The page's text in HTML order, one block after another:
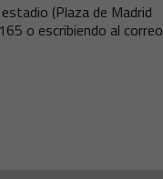
(Plaza de Madrid
o escribiendo al correo